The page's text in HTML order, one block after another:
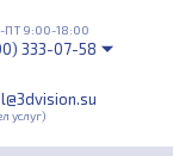
услуг)
ПТ 9:00-18:00
333-07-58